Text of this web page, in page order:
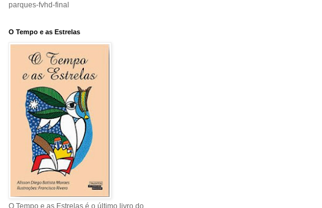
parques-fvhd-final
O Tempo e as Estrelas
O Tempo e as Estrelas é o último livro do